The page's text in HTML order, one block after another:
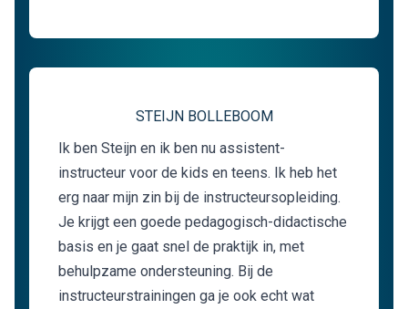
STEIJN BOLLEBOOM
Ik ben Steijn en ik ben nu assistent-
instructeur voor de kids en teens. Ik heb het
erg naar mijn zin bij de instructeursopleiding.
Je krijgt een goede pedagogisch-didactische
basis en je gaat snel de praktijk in, met
behulpzame ondersteuning. Bij de
instructeurstrainingen ga je ook echt wat